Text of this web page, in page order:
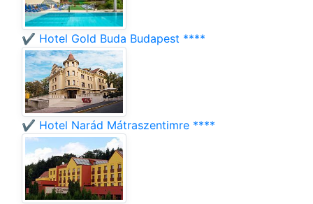
✔️ Hotel Gold Buda Budapest ****
✔️ Hotel Narád Mátraszentimre ****